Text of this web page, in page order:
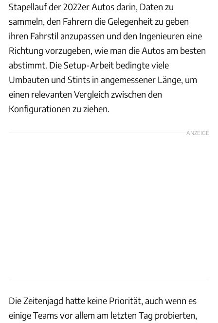
Stapellauf der 2022er Autos darin, Daten zu
sammeln, den Fahrern die Gelegenheit zu geben
ihren Fahrstil anzupassen und den Ingenieuren eine
Richtung vorzugeben, wie man die Autos am besten
abstimmt. Die Setup-Arbeit bedingte viele
Umbauten und Stints in angemessener Länge, um
einen relevanten Vergleich zwischen den
Konfigurationen zu ziehen.
ANZEIGE
Die Zeitenjagd hatte keine Priorität, auch wenn es
einige Teams vor allem am letzten Tag probierten,